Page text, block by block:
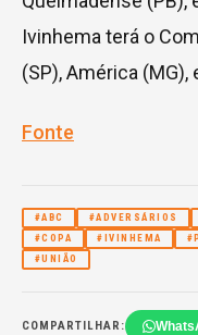
Ivinhema terá o
(SP), América (MG),
Fonte
#ABC #ADVERSÁRIOS
#COPA
#IVINHEMA
#UNIÃO
COMPARTILHAR: